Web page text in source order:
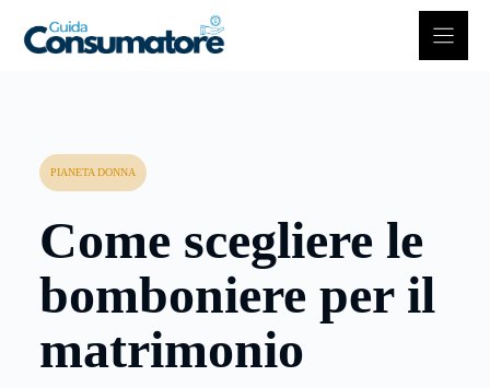
PIANETA DONNA
Come scegliere le
bomboniere per il
matrimonio